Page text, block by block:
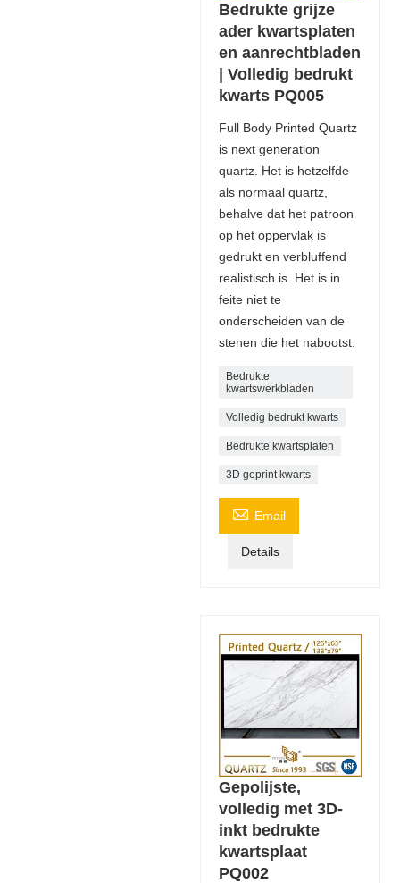
Bedrukte grijze
ader kwartsplaten
en aanrechtbladen
| Volledig bedrukt
kwarts PQ005
Full Body Printed Quartz
is next generation
quartz. Het is hetzelfde
als normaal quartz,
behalve dat het patroon
op het oppervlak is
gedrukt en verbluffend
realistisch is. Het is in
feite niet te
onderscheiden van de
stenen die het nabootst.
Bedrukte
kwartswerkbladen
Volledig bedrukt kwarts
Bedrukte kwartsplaten
3D geprint kwarts
 Email
Details
Gepolijste,
volledig met 3D-
inkt bedrukte
kwartsplaat
PQ002